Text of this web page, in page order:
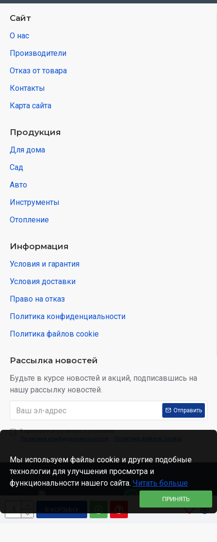
В КОРЗИНУ
Сайт
О нас
Производители
Отказ от товара
Контакты
Карта сайта
Продукция
Для дома
Сад
Авто
Инструменты
Отопление
Информация
Условия и гарантия
Условия доставки
Право на отказ
Политика конфиденциальности
Политика файлов cookie
Рассылка новостей
Будьте в курсе новостей и акций, подписавшись на
нашу рассылку новостей.
Отправить
Я прочитал и согласен с условиям:
Политика конфиденциальности
Политика файлов cookie
Alakrab © 2023
ПРИНЯТЬ
Мы используем файлы cookie и другие подобные
технологии для улучшения просмотра и
функциональности нашего сайта. Читать больше